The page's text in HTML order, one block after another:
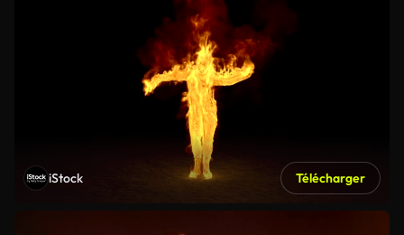
iStock Télécharger